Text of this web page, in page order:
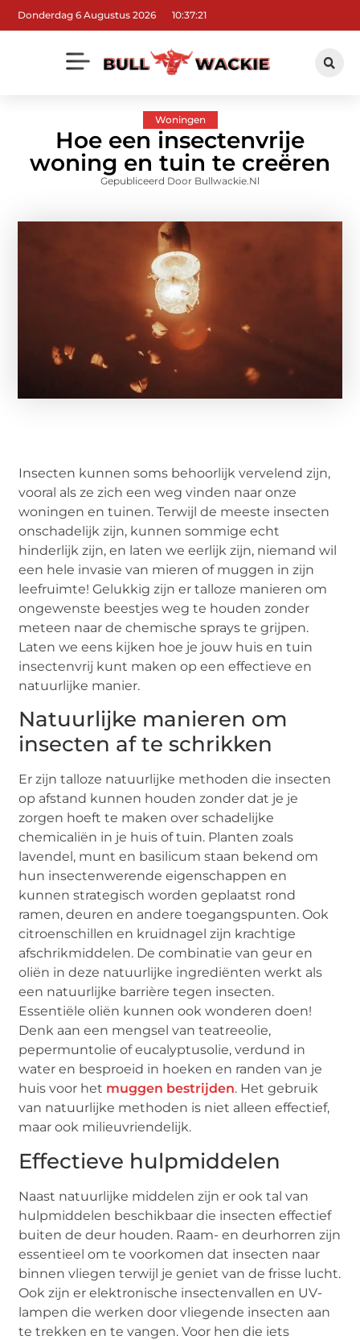
Donderdag 6 Augustus 2026 10:37:23
Woningen
Hoe een insectenvrije
woning en tuin te creëren
Gepubliceerd Door Bullwackie.nl
Insecten kunnen soms behoorlijk vervelend zijn,
vooral als ze zich een weg vinden naar onze
woningen en tuinen. Terwijl de meeste insecten
onschadelijk zijn, kunnen sommige echt
hinderlijk zijn, en laten we eerlijk zijn, niemand wil
een hele invasie van mieren of muggen in zijn
leefruimte! Gelukkig zijn er talloze manieren om
ongewenste beestjes weg te houden zonder
meteen naar de chemische sprays te grijpen.
Laten we eens kijken hoe je jouw huis en tuin
insectenvrij kunt maken op een effectieve en
natuurlijke manier.
Natuurlijke manieren om
insecten af te schrikken
Er zijn talloze natuurlijke methoden die insecten
op afstand kunnen houden zonder dat je je
zorgen hoeft te maken over schadelijke
chemicaliën in je huis of tuin. Planten zoals
lavendel, munt en basilicum staan bekend om
hun insectenwerende eigenschappen en
kunnen strategisch worden geplaatst rond
ramen, deuren en andere toegangspunten. Ook
citroenschillen en kruidnagel zijn krachtige
afschrikmiddelen. De combinatie van geur en
oliën in deze natuurlijke ingrediënten werkt als
een natuurlijke barrière tegen insecten.
Essentiële oliën kunnen ook wonderen doen!
Denk aan een mengsel van teatreeolie,
pepermuntolie of eucalyptusolie, verdund in
water en besproeid in hoeken en randen van je
huis voor het muggen bestrijden. Het gebruik
van natuurlijke methoden is niet alleen effectief,
maar ook milieuvriendelijk.
Effectieve hulpmiddelen
Naast natuurlijke middelen zijn er ook tal van
hulpmiddelen beschikbaar die insecten effectief
buiten de deur houden. Raam- en deurhorren zijn
essentieel om te voorkomen dat insecten naar
binnen vliegen terwijl je geniet van de frisse lucht.
Ook zijn er elektronische insectenvallen en UV-
lampen die werken door vliegende insecten aan
te trekken en te vangen. Voor hen die iets